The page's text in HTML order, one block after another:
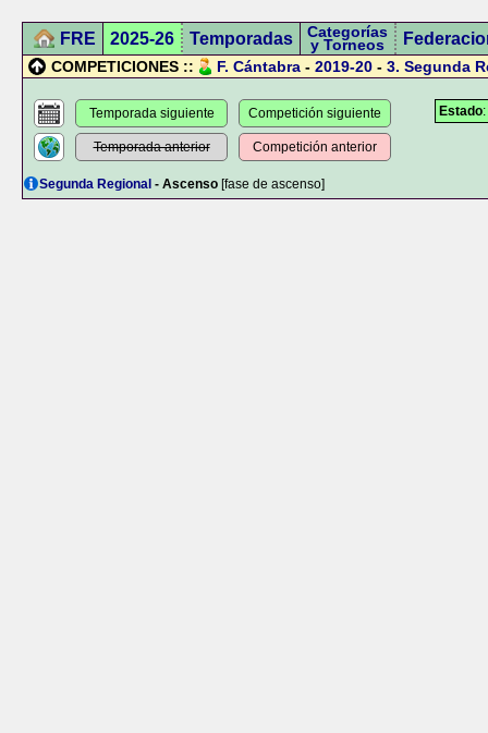
FRE 2025-26 Temporadas Categorías
y Torneos
COMPETICIONES :: F. Cántabra - 2019-20 - 3. Segunda
Estado
Temporada siguiente
Temporada anterior
Competición siguiente
Competición anterior
Segunda Regional - Ascenso [fase de ascenso]